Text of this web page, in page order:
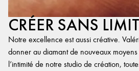
CRÉER SANS
Notre excellence est aussi créative.
donner au diamant de nouveaux
l’intimité de notre studio de création,